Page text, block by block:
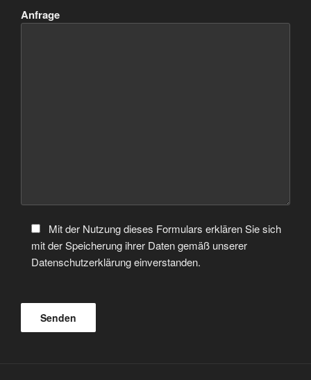
Anfrage
Mit der Nutzung dieses Formulars erklären Sie sich
mit der Speicherung ihrer Daten gemäß unserer
Datenschutzerklärung einverstanden.